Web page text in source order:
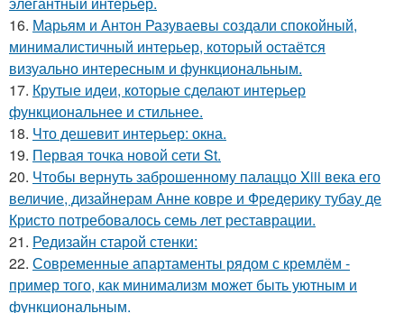
16. Марьям и Антон Разуваевы создали спокойный,
минималистичный интерьер, который остаётся
визуально интересным и функциональным.
17. Крутые идеи, которые сделают интерьер
функциональнее и стильнее.
18. Что дешевит интерьер: окна.
19. Первая точка новой сети St.
20. Чтобы вернуть заброшенному палаццо Xiii века его
величие, дизайнерам Анне ковре и Фредерику тубау де
Кристо потребовалось семь лет реставрации.
21. Редизайн старой стенки:
22. Современные апартаменты рядом с кремлём -
пример того, как минимализм может быть уютным и
функциональным.